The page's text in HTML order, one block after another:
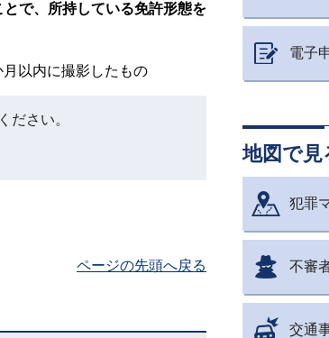
で、所持している免許形態を
以内に撮影したもの
ださい。
ページの先頭へ戻る
電子
地図で見
犯罪
不審
交通